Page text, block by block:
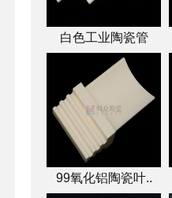
白色工业陶瓷管
99氧化铝陶瓷叶..